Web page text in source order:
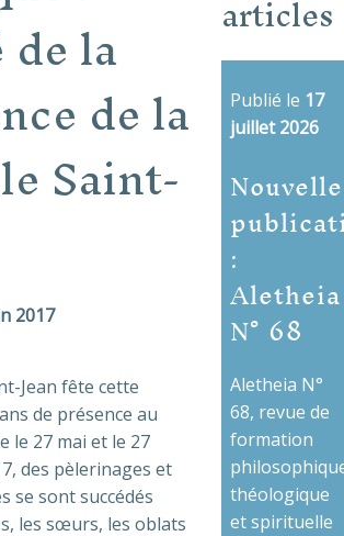
la
de la
Saint-
2017
Jean fête cette
de présence au
le 27 mai et le 27
des pèlerinages et
se sont succédés
les sœurs, les oblats
articles
Publié le 17
juillet 2026
Nouvelle
:
Aletheia
N° 68
Aletheia N°
68, revue de
formation
théologique
et spirituelle